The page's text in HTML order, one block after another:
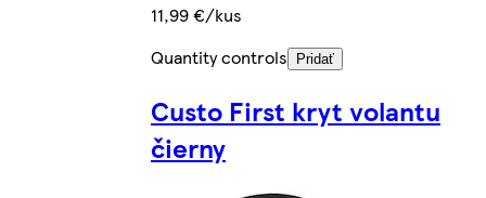
11,99 €/kus
Quantity controls
Pridať
Custo First kryt volantu
čierny